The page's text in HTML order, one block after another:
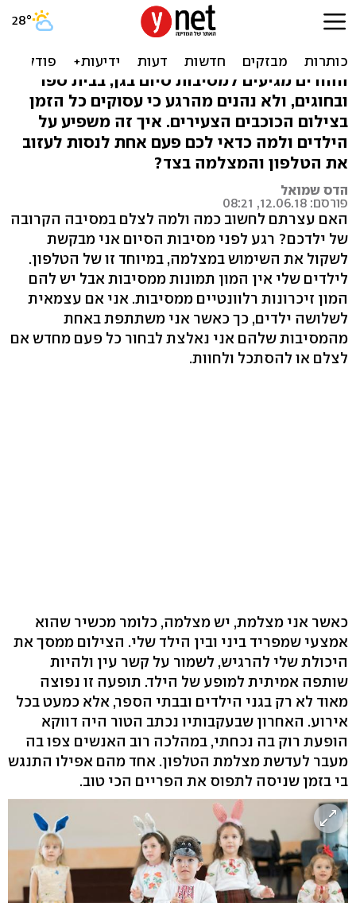
מצלמים במסיבות סיום? כדאי
ההורים מגיעים למסיבות סיום בגן, בבית ספר
ובחוגים, ולא נהנים מהרגע כי עסוקים כל הזמן
בצילום הכוכבים הצעירים. איך זה משפיע על
הילדים ולמה כדאי לכם פעם אחת לנסות לעזוב
את הטלפון והמצלמה בצד?
הדס שמואל
פורסם: 12.06.18, 08:21
האם עצרתם לחשוב כמה ולמה לצלם במסיבה הקרובה
של ילדכם? רגע לפני מסיבות הסיום אני מבקשת
לשקול את השימוש במצלמה, במיוחד זו של הטלפון.
לילדים שלי אין המון תמונות ממסיבות אבל יש להם
המון זיכרונות רלוונטיים ממסיבות. אני אם עצמאית
לשלושה ילדים, כך כאשר אני משתתפת באחת
מהמסיבות שלהם אני נאלצת לבחור כל פעם מחדש אם
לצלם או להסתכל ולחוות.
כאשר אני מצלמת, יש מצלמה, כלומר מכשיר שהוא
אמצעי שמפריד ביני ובין הילד שלי. הצילום ממסך את
היכולת שלי להרגיש, לשמור על קשר עין ולהיות
שותפה אמיתית למופע של הילד. תופעה זו נפוצה
מאוד לא רק בגני הילדים ובבתי הספר, אלא כמעט בכל
אירוע. האחרון שבעקבותיו נכתב הטור היה דווקא
הופעת רוק בה נכחתי, במהלכה רוב האנשים צפו בה
מעבר לעדשת מצלמת הטלפון. אחד מהם אפילו התנגש
בי בזמן שניסה לתפוס את הפריים הכי טוב.